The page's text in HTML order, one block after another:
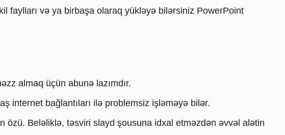
faylları və ya birbaşa olaraq yükləyə bilərsiniz PowerPoint
almaq üçün abunə lazımdır.
internet bağlantıları ilə problemsiz işləməyə bilər.
Beləliklə, təsviri slayd şousuna idxal etməzdən əvvəl alətin